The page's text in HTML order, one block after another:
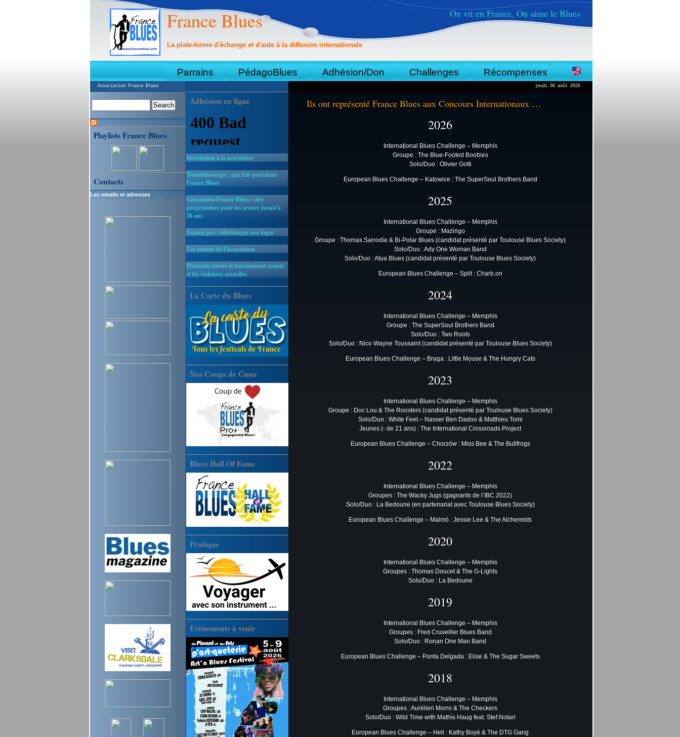
France Blues
La plate-forme d'échange et d'aide à la diffusion internationale
On vit en France, On aime le Blues
Parrains PédagoBlues Adhésion/Don Challenges Récompenses
Association France Blues jeudi 06 août 2026
Ils ont représenté France Blues aux Concours Internationaux …
2026
International Blues Challenge – Memphis
Groupe : The Blue-Footed Boobies
Solo/Duo : Olivier Gotti
European Blues Challenge – Katowice : The SuperSoul Brothers Band
2025
International Blues Challenge – Memphis
Groupe : Mazingo
Groupe : Thomas Sarrodie & Bi-Polar Blues (candidat présenté par Toulouse Blues Society)
Solo/Duo : Ady One Woman Band
Solo/Duo : Atua Blues (candidat présenté par Toulouse Blues Society)
European Blues Challenge – Split : Charb.on
2024
International Blues Challenge – Memphis
Groupe : The SuperSoul Brothers Band
Solo/Duo : Two Roots
Solo/Duo : Nico Wayne Toussaint (candidat présenté par Toulouse Blues Society)
European Blues Challenge – Braga : Little Mouse & The Hungry Cats
2023
International Blues Challenge – Memphis
Groupe : Doc Lou & The Roosters (candidat présenté par Toulouse Blues Society)
Solo/Duo : White Feet – Nasser Ben Dadoo & Matthieu Tomi
Jeunes (- de 21 ans) : The International Crossroads Project
European Blues Challenge – Chorzów : Miss Bee & The Bullfrogs
2022
International Blues Challenge – Memphis
Groupes : The Wacky Jugs (gagnants de l’IBC 2022)
Solo/Duo : La Bedoune (en partenariat avec Toulouse Blues Society)
European Blues Challenge – Malmö : Jessie Lee & The Alchemists
2020
International Blues Challenge – Memphis
Groupes : Thomas Doucet & The G-Lights
Solo/Duo : La Bedoune
2019
International Blues Challenge – Memphis
Groupes : Fred Cruveiller Blues Band
Solo/Duo : Ronan One Man Band
European Blues Challenge – Ponta Delgada : Elise & The Sugar Sweets
2018
International Blues Challenge – Memphis
Groupes : Aurélien Morro & The Checkers
Solo/Duo : Wild Time with Mathis Haug feat. Stef Notari
European Blues Challenge – Hell : Kathy Boyé & The DTG Gang
Adhésion en ligne
Inscription à la newsletter
Trombinoscope : qui fait quoi dans
France Blues
Generation France Blues : des
programmes pour les jeunes jusqu'à
26 ans
Espace pro : téléchargez nos logos
Les statuts de l'association
Protocole contre le harcèlement sexiste
et les violences sexuelles
La Carte du Blues
Nos Coups de Cœur
Blues Hall Of Fame
Pratique
Evènements à venir
Playlists France Blues
Contacts
Les emails et adresses